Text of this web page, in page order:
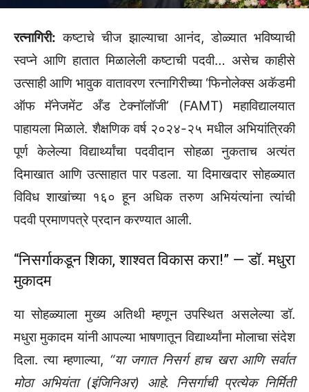
रत्नागिरी: कष्टाचे चीज झाल्याचा आनंद, डोळ्यात भविष्याची
स्वप्ने आणि हातात मिळालेली कष्टाची पदवी… असेच काहीसे
उत्साही आणि भावुक वातावरण रत्नागिरीच्या ‘फिनोलेक्स अकॅडमी
ऑफ मॅनेजमेंट अँड टेक्नॉलॉजी’ (FAMT) महाविद्यालयात
पाहायला मिळाले. शैक्षणिक वर्ष २०२४-२५ मधील अभियांत्रिकी
पूर्ण केलेल्या विद्यार्थ्यांचा पदवीदान सोहळा नुकताच अत्यंत
दिमाखात आणि उत्साहात पार पडला. या दिमाखदार सोहळ्यात
विविध शाखांच्या १६० हून अधिक तरुण अभियंत्यांना त्यांची
पदवी प्रमाणपत्रे प्रदान करण्यात आली.
“निसर्गाकडून शिका, शाश्वत विकास करा!” — डॉ. मधुरा
मुकादम
या सोहळ्याला मुख्य अतिथी म्हणून उपस्थित असलेल्या डॉ.
मधुरा मुकादम यांनी आपल्या भाषणातून विद्यार्थ्यांना मोलाचा संदेश
दिला. त्या म्हणाल्या, “या जगात निसर्ग हाच खरा आणि सर्वात
मोठा अभियंता (इंजिनिअर) आहे. निसर्गाची प्रत्येक निर्मिती